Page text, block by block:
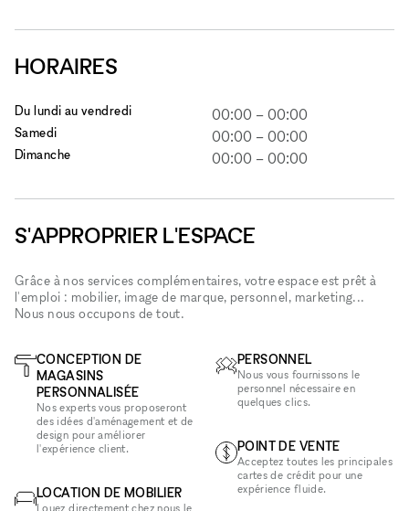
HORAIRES
Du lundi au vendredi 00:00 – 00:00
Samedi 00:00 – 00:00
Dimanche 00:00 – 00:00
S'APPROPRIER L'ESPACE
Grâce à nos services complémentaires, votre espace est prêt à
l'emploi : mobilier, image de marque, personnel, marketing...
Nous nous occupons de tout.
CONCEPTION DE
MAGASINS
PERSONNALISÉE
Nos experts vous proposeront
des idées d'aménagement et de
design pour améliorer
l'expérience client.
LOCATION DE MOBILIER
Louez directement chez nous le
PERSONNEL
Nous vous fournissons le
personnel nécessaire en
quelques clics.
POINT DE VENTE
Acceptez toutes les principales
cartes de crédit pour une
expérience fluide.